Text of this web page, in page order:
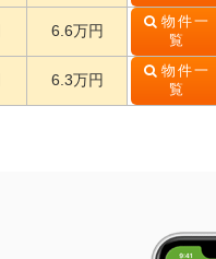
6.6万円
物件一
覧
6.3万円
物件一
覧